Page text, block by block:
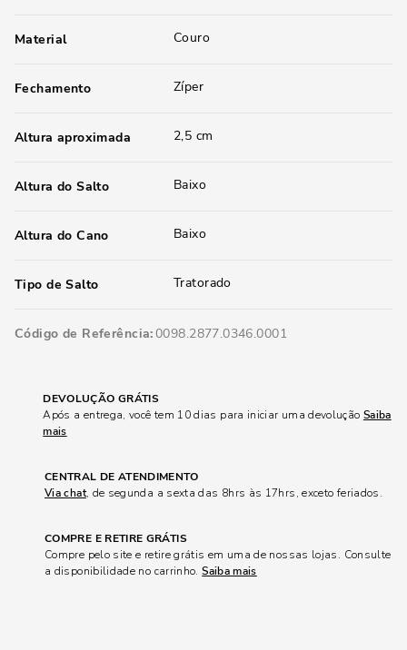
Material Couro
Fechamento Zíper
Altura aproximada 2,5 cm
Altura do Salto Baixo
Altura do Cano Baixo
Tipo de Salto Tratorado
Código de Referência 0098.2877.0346.0001
DEVOLUÇÃO GRÁTIS
Após a entrega, você tem 10 dias para iniciar uma devolução Saiba
mais
CENTRAL DE ATENDIMENTO
Via chat, de segunda a sexta das 8hrs às 17hrs, exceto feriados.
COMPRE E RETIRE GRÁTIS
Compre pelo site e retire grátis em uma de nossas lojas. Consulte
a disponibilidade no carrinho.Saiba mais